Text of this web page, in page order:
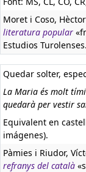
Moret i Coso,
literatura popular
Estudios Turolenses.
Quedar solter,
La Maria és molt
quedarà per vestir
Equivalent en
imágenes).
Pàmies i Riudor,
refranys del català